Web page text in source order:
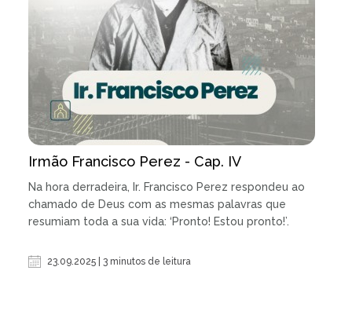
Irmão Francisco Perez - Cap. IV
Na hora derradeira, Ir. Francisco Perez respondeu ao
chamado de Deus com as mesmas palavras que
resumiam toda a sua vida: ‘Pronto! Estou pronto!’.
23.09.2025 | 3 minutos de leitura